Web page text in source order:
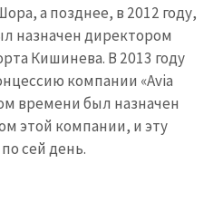
а позднее, в 2012 году,
назначен директором
Кишинева. В 2013 году
компании «Avia
времени был назначен
этой компании, и эту
сей день.